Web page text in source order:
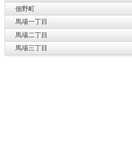
佃野町
馬場一丁目
馬場二丁目
馬場三丁目